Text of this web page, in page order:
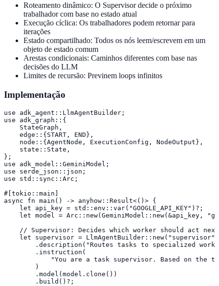
Roteamento dinâmico: O Supervisor decide o próximo
trabalhador com base no estado atual
Execução cíclica: Os trabalhadores podem retornar para
iterações
Estado compartilhado: Todos os nós leem/escrevem em um
objeto de estado comum
Arestas condicionais: Caminhos diferentes com base nas
decisões do LLM
Limites de recursão: Previnem loops infinitos
Implementação
use adk_agent::LlmAgentBuilder;
use adk_graph::{
    StateGraph,
    edge::{START, END},
    node::{AgentNode, ExecutionConfig, NodeOutput},
    state::State,
};
use adk_model::GeminiModel;
use serde_json::json;
use std::sync::Arc;
#[tokio::main]
async fn main() -> anyhow::Result<()> {
    let api_key = std::env::var("GOOGLE_API_KEY")?;
let model = Arc::new(GeminiModel::new(&api_key,
    // Supervisor: Decides which worker should act next
    let supervisor = LlmAgentBuilder::new("supervisor")
.description("Routes tasks to specialized
        .instruction(
"You are a task supervisor. Based on the
        )
        .model(model.clone())
        .build()?;